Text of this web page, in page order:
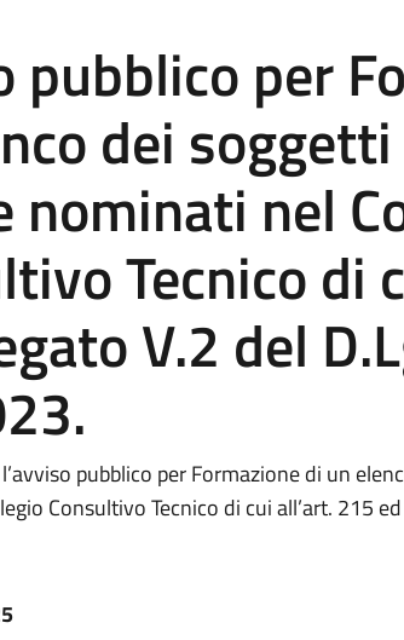
pubblico per
dei
nominati nel
Tecnico di
V.2 del
pubblico per Formazione di un
Consultivo Tecnico di cui all’art. 215